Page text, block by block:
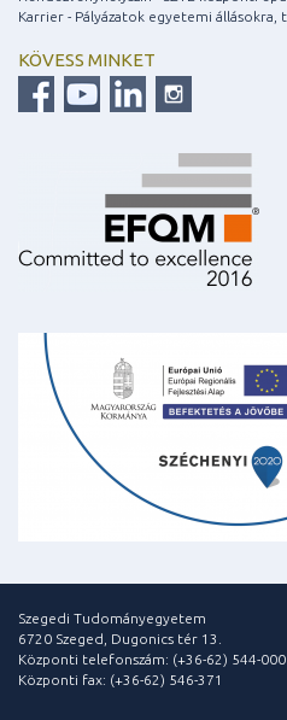
Karrier - Pályázatok egyetemi állásokra,
KÖVESS MINKET
Szegedi Tudományegyetem
6720 Szeged, Dugonics tér 13.
Központi telefonszám: (+36-62) 544-000
Központi fax: (+36-62) 546-371